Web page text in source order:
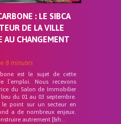
: LE SIBCA
DE LA VILLE
AU CHANGEMENT
8 minutes
est le sujet de cette
l’emploi. Nous recevons
du Salon de Immobilier
du 01 au 03 septembre.
le point sur un secteur en
a de nombreux enjeux.
autrement [&h...